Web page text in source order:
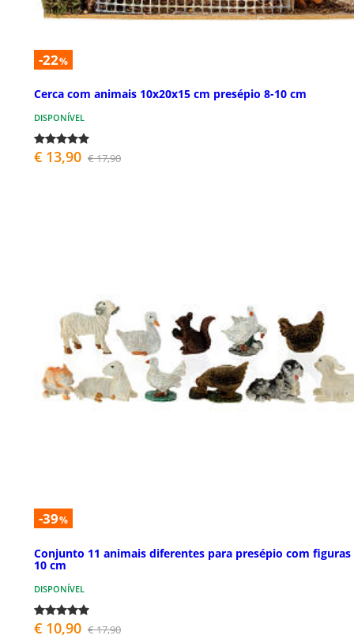
-22%
Cerca com animais 10x20x15 cm presépio 8-10 cm
DISPONÍVEL
€ 13,90 € 17,90
-39%
Conjunto 11 animais diferentes para presépio com figuras
10 cm
DISPONÍVEL
€ 10,90 € 17,90